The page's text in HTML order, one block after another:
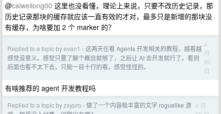
@caiweilong00 这里也没看懂，理论上来说，只要不改历史记录，那
历史记录那块的缓存就应该一直有效的才对，最多只是新增的那块没
有缓存，为啥要加 2 个 marker 的？
Replied to a topic by evan1 › 这两天在看 Agents 开发相关的教程，越看越
感觉没意义。感觉只要了解个概念就够了，之后让 AI 去开发就行了。看到
后面也看不太下去，只能一目十行的看。感觉怪怪的。
4
月
30
日
有啥推荐的 agent 开发教程吗
Replied to a topic by zxypro › 做了一个内容极丰富的文字 roguelike 游 4 月